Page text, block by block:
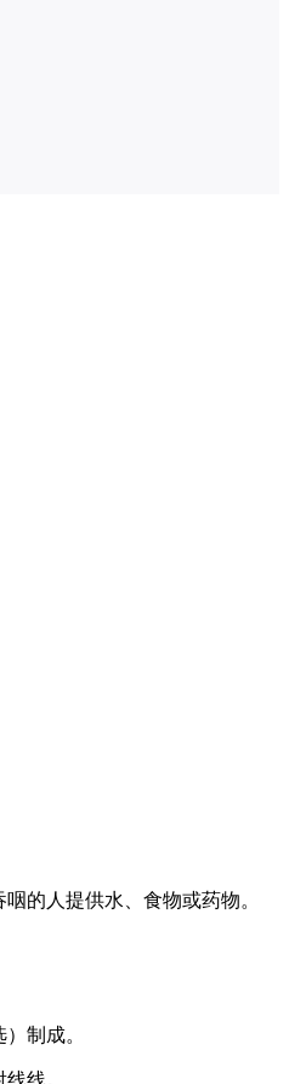
的人提供水、食物或药物。
制成。
线。